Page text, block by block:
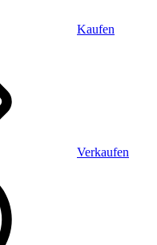
Kaufen
Verkaufen